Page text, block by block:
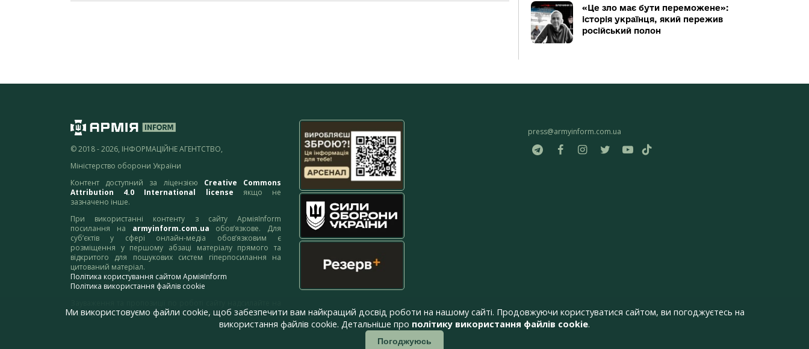
«Це зло має бути переможене»:
історія українця, який пережив
російський полон
© 2018 - 2026, ІНФОРМАЦІЙНЕ АГЕНТСТВО,
Міністерство оборони України
Контент доступний за ліцензією Creative Commons
Attribution 4.0 International license якщо не
зазначено інше.
При використанні контенту з сайту АрміяInform
посилання на armyinform.com.ua обов’язкове. Для
суб’єктів у сфері онлайн-медіа обов’язковим є
розміщення у першому абзаці матеріалу прямого та
відкритого для пошукових систем гіперпосилання на
цитований матеріал.
Політика користування сайтом АрміяInform
Політика використання файлів cookie
адресу:webmaster@armyinform.com.ua
press@armyinform.com.ua
Ми використовуємо файли cookie, щоб забезпечити вам найкращий досвід роботи на нашому сайті. Продовжуючи користуватися сайтом, ви погоджуєтесь на
використання файлів cookie. Детальніше про політику використання файлів cookie.
Погоджуюсь